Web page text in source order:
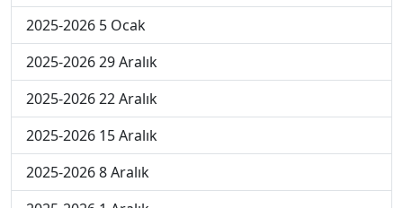
2025-2026 5 Ocak
2025-2026 29 Aralık
2025-2026 22 Aralık
2025-2026 15 Aralık
2025-2026 8 Aralık